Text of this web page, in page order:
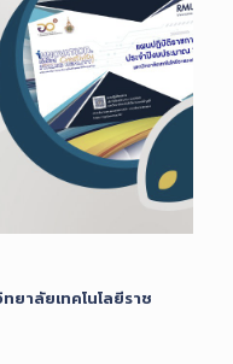
ยาลัยเทคโนโลยีราช